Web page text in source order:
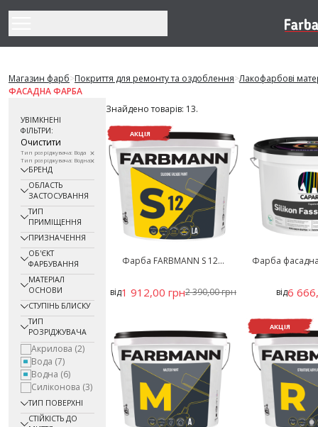
Магазин фарб>Покриття для ремонту та оздоблення>Лакофарбові
ФАСАДНА ФАРБА
УВІМКНЕНІ
ФІЛЬТРИ:
Очистити
Тип розріджувача: Вода
Тип розріджувача: Водна
БРЕНД
ОБЛАСТЬ
ЗАСТОСУВАННЯ
ТИП
ПРИМІЩЕННЯ
ПРИЗНАЧЕННЯ
ОБ'ЄКТ
ФАРБУВАННЯ
МАТЕРІАЛ
ОСНОВИ
СТУПІНЬ БЛИСКУ
ТИП
РОЗРІДЖУВАЧА
Акрилова (2)
Вода (7)
Водна (6)
Силіконова (3)
ТИП ПОВЕРХНІ
СТІЙКІСТЬ ДО
Знайдено товарів: 13.
АКЦІЯ
Фарба FARBMANN S 12...
від1 912,00 грн2 390,00 грн
Фарба
від6
АКЦІЯ